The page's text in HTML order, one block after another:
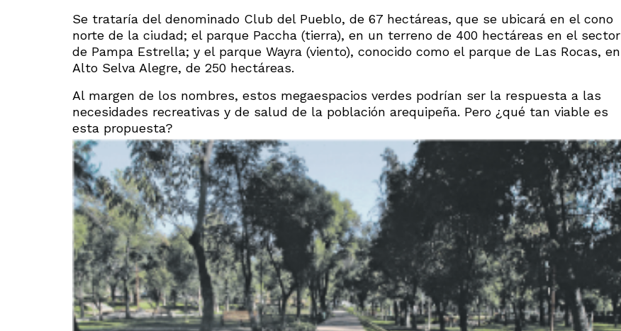
Se trataría del denominado Club del Pueblo, de 67 hectáreas, que se ubicará en el cono
norte de la ciudad; el parque Paccha (tierra), en un terreno de 400 hectáreas en el sector
de Pampa Estrella; y el parque Wayra (viento), conocido como el parque de Las Rocas, en
Alto Selva Alegre, de 250 hectáreas.
Al margen de los nombres, estos megaespacios verdes podrían ser la respuesta a las
necesidades recreativas y de salud de la población arequipeña. Pero ¿qué tan viable es
esta propuesta?